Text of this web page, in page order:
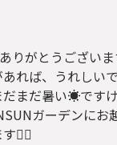
がとうございま
れば、うれしい
まだ暑い☀️ですけ
ガーデンにお
🙇‍♂️